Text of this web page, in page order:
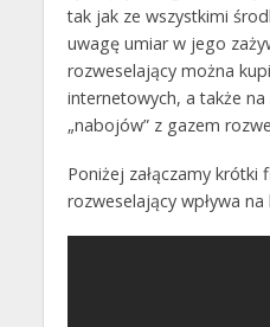
tak jak ze wszystkimi
uwagę umiar w jego
rozweselający można
internetowych, a także
„nabojów” z gazem
Poniżej załączamy krótki
rozweselający wpływa na